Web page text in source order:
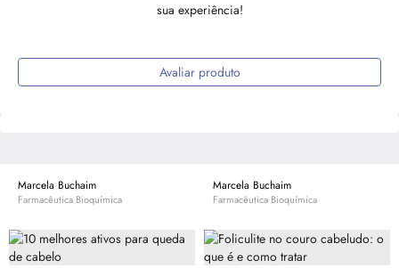
sua experiência!
Avaliar produto
Marcela Buchaim
Farmacêutica Bioquímica
Marcela Buchaim
Farmacêutica Bioquímica